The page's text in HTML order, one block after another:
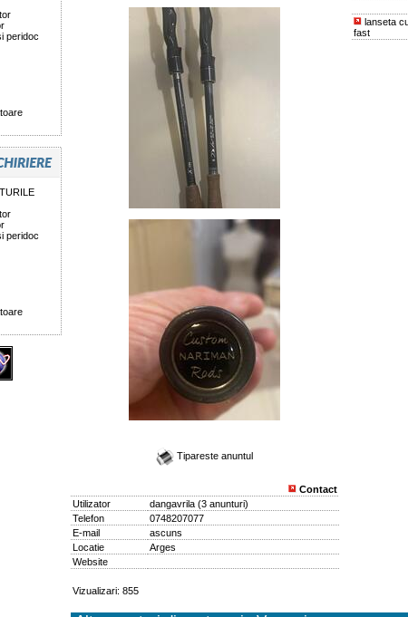
peridoc
peridoc
Tipareste anuntul
Contact
Utilizator
dangavrila(3 anunturi)
Telefon
0748207077
E-mail
ascuns
Locatie
Arges
Website
Vizualizari: 855
lanseta
fast